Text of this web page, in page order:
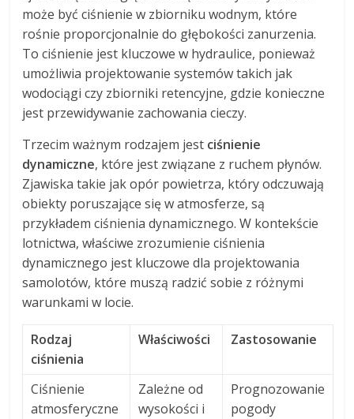
może być ciśnienie w zbiorniku wodnym, które
rośnie proporcjonalnie do głębokości zanurzenia.
To ciśnienie jest kluczowe w hydraulice, ponieważ
umożliwia projektowanie systemów takich jak
wodociągi czy zbiorniki retencyjne, gdzie konieczne
jest przewidywanie zachowania cieczy.
Trzecim ważnym rodzajem jest ciśnienie
dynamiczne, które jest związane z ruchem płynów.
Zjawiska takie jak opór powietrza, który odczuwają
obiekty poruszające się w atmosferze, są
przykładem ciśnienia dynamicznego. W kontekście
lotnictwa, właściwe zrozumienie ciśnienia
dynamicznego jest kluczowe dla projektowania
samolotów, które muszą radzić sobie z różnymi
warunkami w locie.
Rodzaj
ciśnienia
Właściwości Zastosowanie
Ciśnienie
atmosferyczne
Zależne od
wysokości i
Prognozowanie
pogody